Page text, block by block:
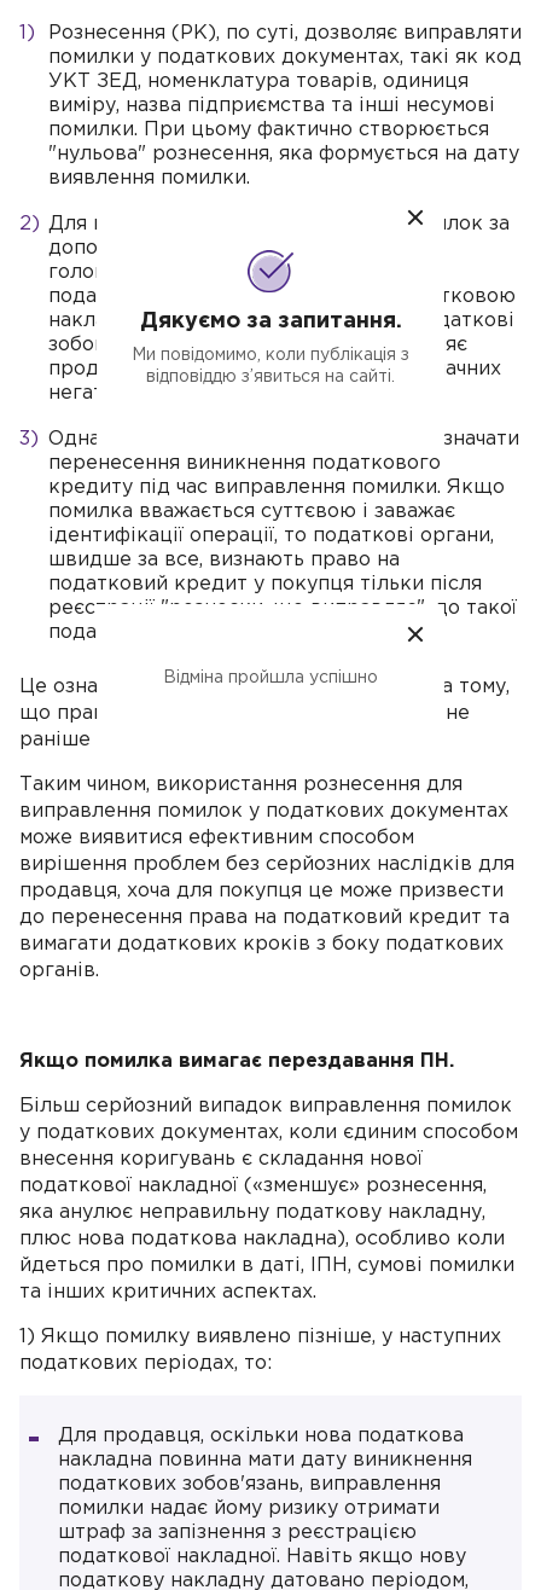
Рознесення (РК), по суті, дозволяє виправляти
помилки у податкових документах, такі як код
УКТ ЗЕД, номенклатура товарів, одиниця
виміру, назва підприємства та інші несумові
помилки. При цьому фактично створюється
"нульова" рознесення, яка формується на дату
виявлення помилки.
Для продавця у разі виправлення помилок за
допомогою РК наслідків може не бути,
головне — щоб у період виникнення
податкових зобов'язань за такою податковою
накладною він правильно оформив податкові
зобов'язання щодо операції. Це дозволяє
продавцеві коригувати помилку без значних
негативних наслідків.
Однак для покупця ця ситуація може означати
перенесення виникнення податкового
кредиту під час виправлення помилки. Якщо
помилка вважається суттєвою і заважає
ідентифікації операції, то податкові органи,
швидше за все, визнають право на
податковий кредит у покупця тільки після
реєстрації "розноски, що виправляє", до такої
податкової накладної.
Це означає, що вони можуть наполягати на тому,
що право на податковий кредит виникає не
раніше за період виправлення помилки.
Таким чином, використання рознесення для
виправлення помилок у податкових документах
може виявитися ефективним способом
вирішення проблем без серйозних наслідків для
продавця, хоча для покупця це може призвести
до перенесення права на податковий кредит та
вимагати додаткових кроків з боку податкових
органів.
Якщо помилка вимагає перездавання ПН.
Більш серйозний випадок виправлення помилок
у податкових документах, коли єдиним способом
внесення коригувань є складання нової
податкової накладної («зменшує» рознесення,
яка анулює неправильну податкову накладну,
плюс нова податкова накладна), особливо коли
йдеться про помилки в даті, ІПН, сумові помилки
та інших критичних аспектах.
1) Якщо помилку виявлено пізніше, у наступних
податкових періодах, то:
Для продавця, оскільки нова податкова
накладна повинна мати дату виникнення
податкових зобов'язань, виправлення
помилки надає йому ризику отримати
штраф за запізнення з реєстрацією
податкової накладної. Навіть якщо нову
податкову накладну датовано періодом,
Дякуємо за запитання.
Ми повідомимо, коли публікація з
відповіддю з’явиться на сайті.
Відміна пройшла успішно